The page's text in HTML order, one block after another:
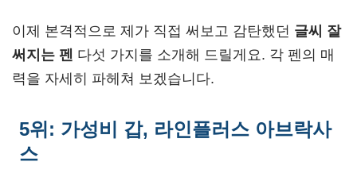
이제 본격적으로 제가 직접 써보고 감탄했던 글씨 잘
써지는 펜 다섯 가지를 소개해 드릴게요. 각 펜의 매
력을 자세히 파헤쳐 보겠습니다.
5위: 가성비 갑, 라인플러스 아브락사
스